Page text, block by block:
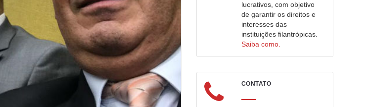
lucrativos, com objetivo
de garantir os direitos e
interesses das
instituições filantrópicas.
Saiba como.
CONTATO